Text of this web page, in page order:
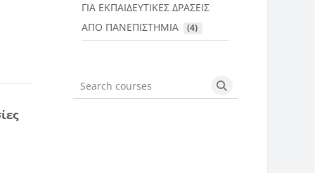
ΓΙΑ ΕΚΠΑΙΔΕΥΤΙΚΕΣ ΔΡΑΣΕΙΣ
ΑΠΟ ΠΑΝΕΠΙΣΤΗΜΙΑ
(4)
Search courses Search courses